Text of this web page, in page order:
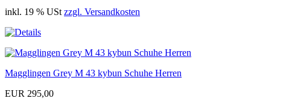
inkl. 19 % UStzzgl. Versandkosten
Magglingen Grey M 43 kybun Schuhe Herren
EUR 295,00